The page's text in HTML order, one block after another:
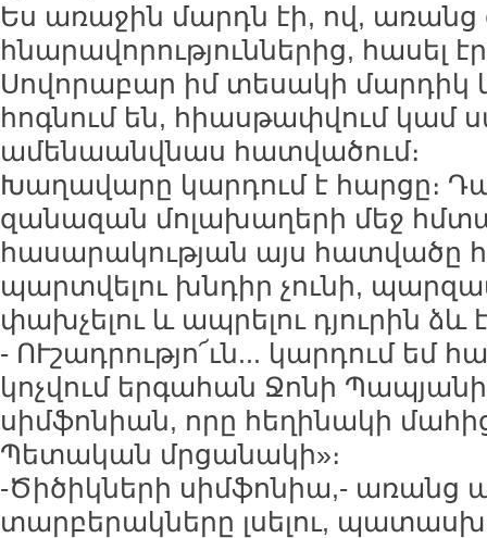
Ես առաջին մարդն էի, ով, առանց
հնարավորություններից, հասել
Սովորաբար իմ տեսակի մարդիկ
հոգնում են, հիասթափվում կամ
ամենաանվնաս հատվածում։
Խաղավարը կարդում է հարցը։
զանազան մոլախաղերի մեջ
հասարակության այս հատվածը
պարտվելու խնդիր չունի,
փախչելու և ապրելու դյուրին ձև
- ՈՒշադրությո՜ւն... կարդում եմ
կոչվում երգահան Ջոնի
սիմֆոնիան, որը հեղինակի
Պետական մրցանակի»։
-Ծիծիկների սիմֆոնիա,- առանց
տարբերակները լսելու,